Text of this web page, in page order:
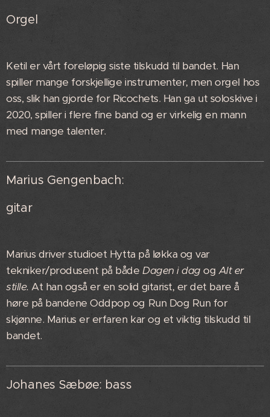
Orgel
Ketil er vårt foreløpig siste tilskudd til bandet. Han
spiller mange forskjellige instrumenter, men orgel hos
oss, slik han gjorde for Ricochets. Han ga ut soloskive i
2020, spiller i flere fine band og er virkelig en mann
med mange talenter.
Marius Gengenbach:
gitar
Marius driver studioet Hytta på løkka og var
tekniker/produsent på bådeDagen i dag ogAlt er
stille. At han også er en solid gitarist, er det bare å
høre på bandene Oddpop og Run Dog Run for
skjønne. Marius er erfaren kar og et viktig tilskudd til
bandet.
Johanes Sæbøe: bass